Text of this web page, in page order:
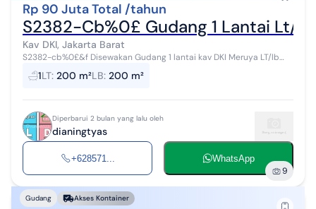
Rp 90 Juta Total /tahun
S2382-Cb%0£ Gudang 1 Lantai Lt/
Kav DKI, Jakarta Barat
S2382-cb%0£&f Disewakan Gudang 1 lantai kav DKI Meruya LT/lb
200 M2 PLN 7700 w, air tanah Hadap selatan Ada kmr & kamar
mandi Ceiling tinggi ...
1LT: 200 m²LB: 200 m²
Diperbarui 2 bulan yang lalu oleh
dianingtyas
+628571... WhatsApp
9
Gudang Akses Kontainer